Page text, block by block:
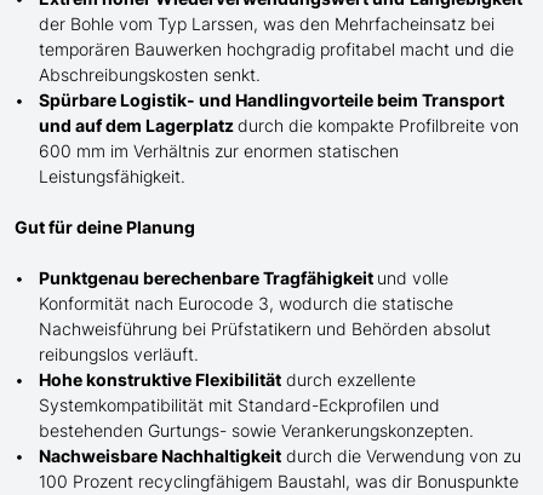
der Bohle vom Typ Larssen, was den Mehrfacheinsatz bei
temporären Bauwerken hochgradig profitabel macht und die
Abschreibungskosten senkt.
Spürbare Logistik- und Handlingvorteile beim Transport
und auf dem Lagerplatzdurch die kompakte Profilbreite von
600 mm im Verhältnis zur enormen statischen
Leistungsfähigkeit.
Gut für deine Planung
Punktgenau berechenbare Tragfähigkeit und volle
Konformität nach Eurocode 3, wodurch die statische
Nachweisführung bei Prüfstatikern und Behörden absolut
reibungslos verläuft.
Hohe konstruktive Flexibilität durch exzellente
Systemkompatibilität mit Standard-Eckprofilen und
bestehenden Gurtungs- sowie Verankerungskonzepten.
Nachweisbare Nachhaltigkeit durch die Verwendung von zu
100 Prozent recyclingfähigem Baustahl, was dir Bonuspunkte